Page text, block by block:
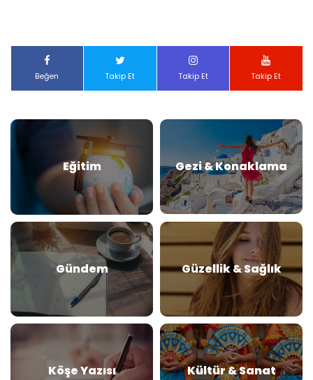
Beğen Takip Et Takip Et Takip Et
Eğitim Gezi & Konaklama
Gündem Güzellik & Sağlık
Köşe Yazısı Kültür & Sanat